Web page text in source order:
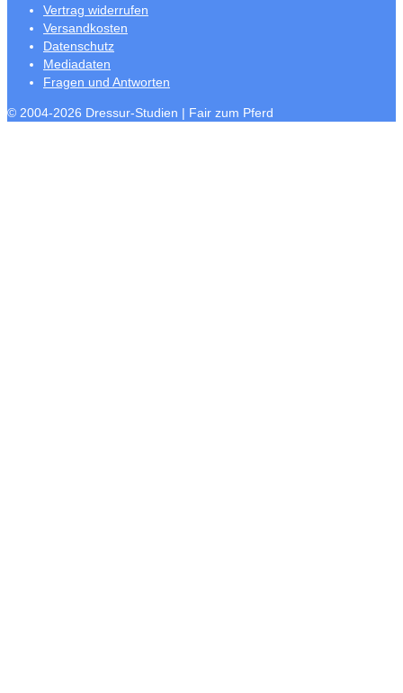
Vertrag widerrufen
Versandkosten
Datenschutz
Mediadaten
Fragen und Antworten
© 2004-2026 Dressur-Studien | Fair zum Pferd